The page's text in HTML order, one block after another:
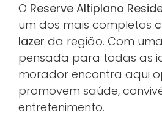
O Reserve Altiplano
um dos mais completos
lazer da região. Com
pensada para todas as
morador encontra aqui
promovem saúde,
entretenimento.